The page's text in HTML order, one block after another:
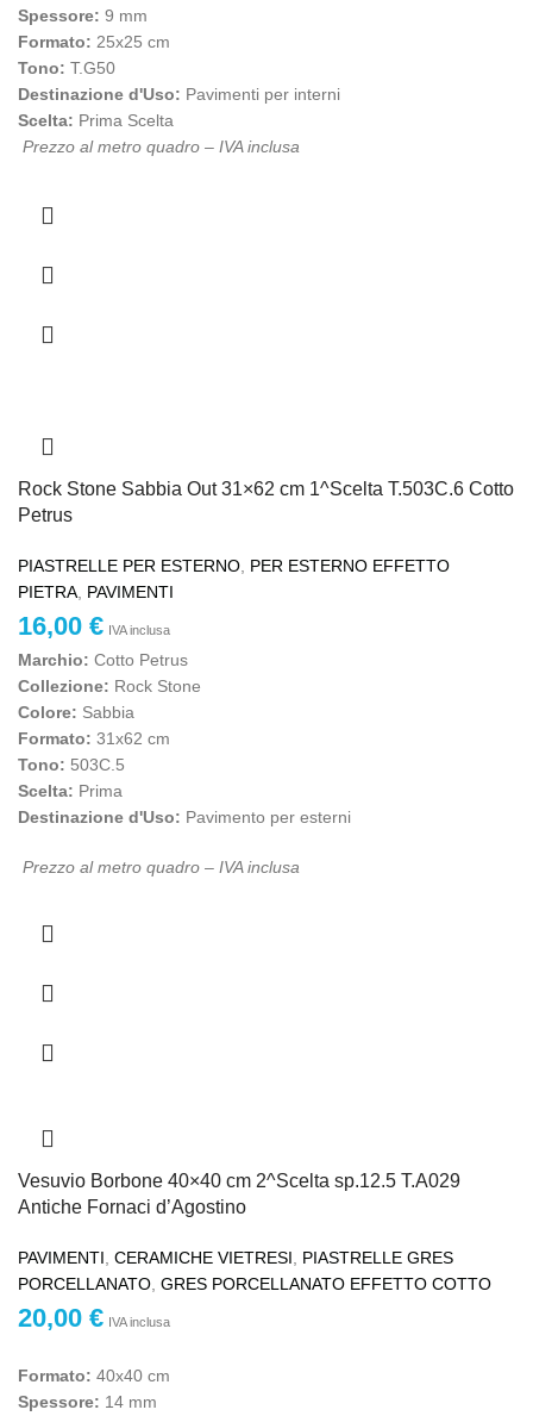
Spessore: 9 mm
Formato: 25x25 cm
Tono: T.G50
Destinazione d'Uso: Pavimenti per interni
Scelta: Prima Scelta
Prezzo al metro quadro – IVA inclusa
Rock Stone Sabbia Out 31×62 cm 1^Scelta T.503C.6 Cotto
Petrus
PIASTRELLE PER ESTERNO PER ESTERNO EFFETTO
PIETRA PAVIMENTI
16,00 € IVA inclusa
Marchio: Cotto Petrus
Collezione: Rock Stone
Colore: Sabbia
Formato: 31x62 cm
Tono: 503C.5
Scelta: Prima
Destinazione d'Uso: Pavimento per esterni
Prezzo al metro quadro – IVA inclusa
Vesuvio Borbone 40×40 cm 2^Scelta sp.12.5 T.A029
Antiche Fornaci d’Agostino
PAVIMENTI CERAMICHE VIETRESI
PIASTRELLE GRES
PORCELLANATO GRES PORCELLANATO EFFETTO COTTO
20,00 € IVA inclusa
Formato: 40x40 cm
Spessore: 14 mm